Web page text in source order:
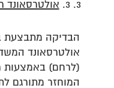
3. אולטרסאונד
הבדיקה מתבצעת
אולטרסאונד
(לרחם) באמצעות
המוחזר מתורגם